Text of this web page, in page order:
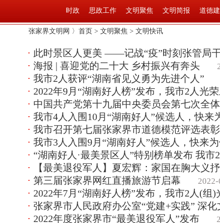
时政
思政工作 文明聚焦 文明简报 道德
张家界文明网 〉 首页 > 文明聚焦 > 文明快讯
此时景区人更美 ——记战“疫”时刻张管局
海报 | 喜迎党的二十大 乡村振兴有奔头
我市2人获评​“湖南省见义勇为先进个人”
2022年9月“湖南好人榜”发布，我市2人光
中国共产党第十九届中央委员会第七次全
我市4人入围10月“湖南好人”候选人，快来
我市召开第七届张家界市道德模范评选表
我市3人入围9月“湖南好人”候选人，快来
“湖南好人·最美景区人”特别榜单发布 我市
【最美退役军人】夏宏辉：家国在胸大义
第三届张家界网红直播旅游节启幕
2022年7月“湖南好人榜”发布，我市2人(组
张家界市人民政府办公室“党建+实践” 深
2022年度张家界市“最美退役军人”发布